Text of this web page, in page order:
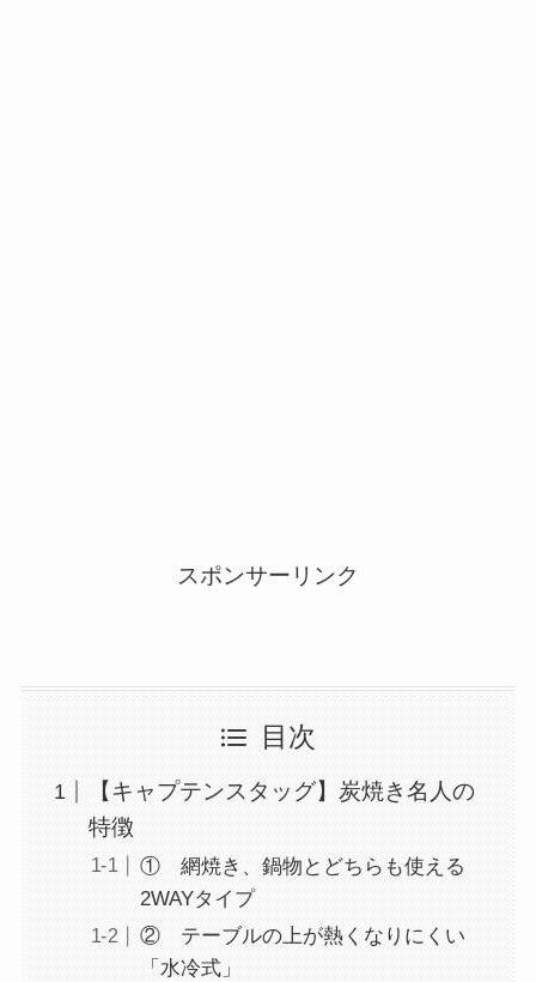
スポンサーリンク
目次
【キャプテンスタッグ】炭焼き名人の
特徴
① 網焼き、鍋物とどちらも使える
2WAYタイプ
② テーブルの上が熱くなりにくい
「水冷式」